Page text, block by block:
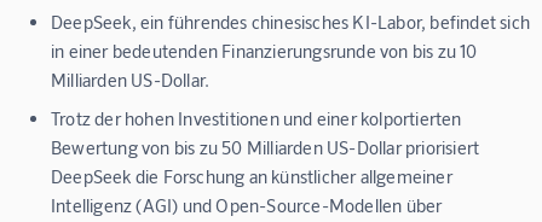
DeepSeek, ein führendes chinesisches KI-Labor, befindet sich
in einer bedeutenden Finanzierungsrunde von bis zu 10
Milliarden US-Dollar.
Trotz der hohen Investitionen und einer kolportierten
Bewertung von bis zu 50 Milliarden US-Dollar priorisiert
DeepSeek die Forschung an künstlicher allgemeiner
Intelligenz (AGI) und Open-Source-Modellen über